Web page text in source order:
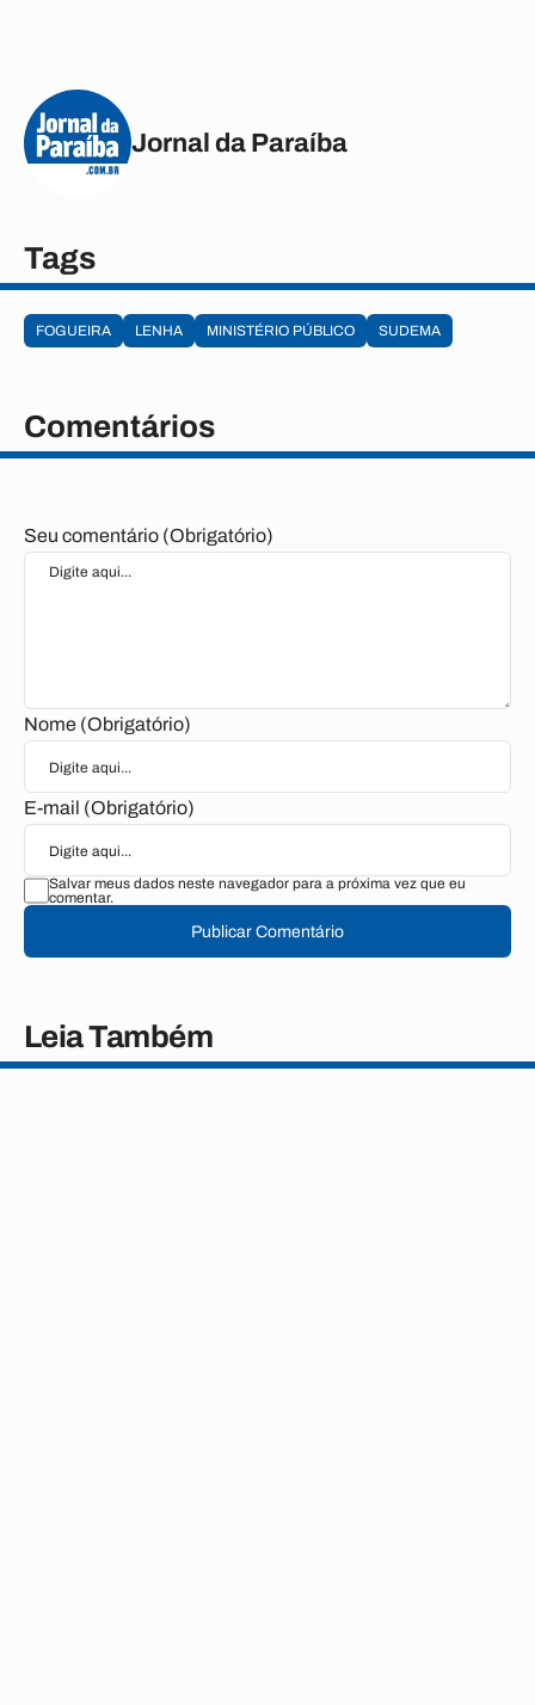
Jornal da Paraíba
Tags
FOGUEIRA LENHA MINISTÉRIO PÚBLICO SUDEMA
Comentários
Seu comentário (Obrigatório)
Nome (Obrigatório)
E-mail (Obrigatório)
Salvar meus dados neste navegador para a próxima vez que eu
comentar.
Publicar Comentário
Leia Também